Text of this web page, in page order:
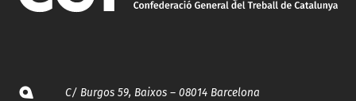
C/ Burgos 59, Baixos – 08014 Barcelona